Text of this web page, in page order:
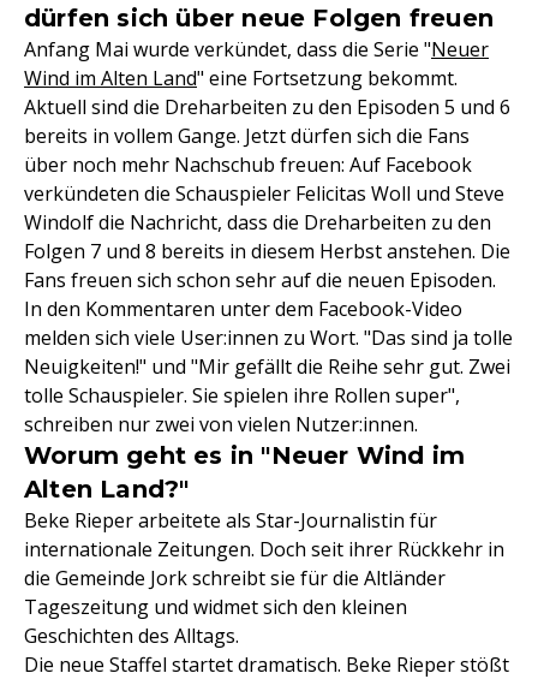
dürfen sich über neue Folgen freuen
Anfang Mai wurde verkündet, dass die Serie "Neuer
Wind im Alten Land" eine Fortsetzung bekommt.
Aktuell sind die Dreharbeiten zu den Episoden 5 und 6
bereits in vollem Gange. Jetzt dürfen sich die Fans
über noch mehr Nachschub freuen: Auf Facebook
verkündeten die Schauspieler Felicitas Woll und Steve
Windolf die Nachricht, dass die Dreharbeiten zu den
Folgen 7 und 8 bereits in diesem Herbst anstehen. Die
Fans freuen sich schon sehr auf die neuen Episoden.
In den Kommentaren unter dem Facebook-Video
melden sich viele User:innen zu Wort. "Das sind ja tolle
Neuigkeiten!" und "Mir gefällt die Reihe sehr gut. Zwei
tolle Schauspieler. Sie spielen ihre Rollen super",
schreiben nur zwei von vielen Nutzer:innen.
Worum geht es in "Neuer Wind im
Alten Land?"
Beke Rieper arbeitete als Star-Journalistin für
internationale Zeitungen. Doch seit ihrer Rückkehr in
die Gemeinde Jork schreibt sie für die Altländer
Tageszeitung und widmet sich den kleinen
Geschichten des Alltags.
Die neue Staffel startet dramatisch. Beke Rieper stößt